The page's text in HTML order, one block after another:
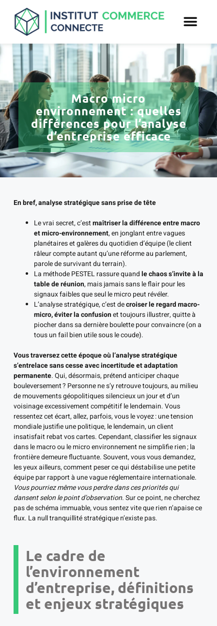
Macro micro
environnement : quelles
différences pour l’analyse
d’entreprise efficace
En bref, analyse stratégique sans prise de tête
Le vrai secret, c’estmaîtriser la différence entre macro
et micro-environnement, en jonglant entre vagues
planétaires et galères du quotidien d’équipe (le client
râleur compte autant qu’une réforme au parlement,
parole de survivant du terrain).
La méthode PESTEL rassure quandle chaos s’invite à la
table de réunion, mais jamais sans le flair pour les
signaux faibles que seul le micro peut révéler.
L’analyse stratégique, c’est decroiser le regard macro-
micro, éviter la confusionet toujours illustrer, quitte à
piocher dans sa dernière boulette pour convaincre (on a
tous un fail bien utile sous le coude).
Vous traversez cette époque où l’analyse stratégique
s’entrelace sans cesse avec incertitude et adaptation
permanente. Qui, désormais, prétend anticiper chaque
bouleversement ? Personne ne s’y retrouve toujours, au milieu
de mouvements géopolitiques silencieux un jour et d’un
voisinage excessivement compétitif le lendemain. Vous
ressentez cet écart, allez, parfois, vous le voyez : une tension
mondiale justifie une politique, le lendemain, un client
insatisfait rebat vos cartes. Cependant, classifier les signaux
dans le macro ou le micro environnement ne simplifie rien ; la
frontière demeure fluctuante. Souvent, vous vous demandez,
les yeux ailleurs, comment peser ce qui déstabilise une petite
équipe par rapport à une vague réglementaire internationale.
Vous pourriez même vous perdre dans ces priorités qui
dansent selon le point d’observation. Sur ce point, ne cherchez
pas de schéma immuable, vous sentez vite que rien n’apaise ce
flux. La null tranquillité stratégique n’existe pas.
Le cadre de
l’environnement
d’entreprise, définitions
et enjeux stratégiques